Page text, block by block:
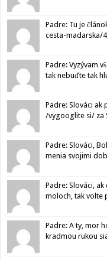
Padre: Tu je
cesta-madarska/
Padre: Vyzývam
tak nebuďte tak
Padre: Slováci ak
/vygooglite si/ za
Padre: Slováci,
menia svojimi
Padre: Slováci,
moloch, tak
Padre: A ty, mor
kradmou rukou